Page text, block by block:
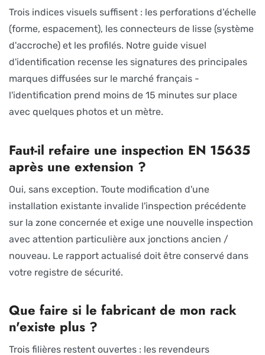
Trois indices visuels suffisent : les perforations d'échelle
(forme, espacement), les connecteurs de lisse (système
d'accroche) et les profilés. Notre guide visuel
d'identification recense les signatures des principales
marques diffusées sur le marché français -
l'identification prend moins de 15 minutes sur place
avec quelques photos et un mètre.
Faut-il refaire une inspection EN 15635
après une extension ?
Oui, sans exception. Toute modification d'une
installation existante invalide l'inspection précédente
sur la zone concernée et exige une nouvelle inspection
avec attention particulière aux jonctions ancien /
nouveau. Le rapport actualisé doit être conservé dans
votre registre de sécurité.
Que faire si le fabricant de mon rack
n'existe plus ?
Trois filières restent ouvertes : les revendeurs